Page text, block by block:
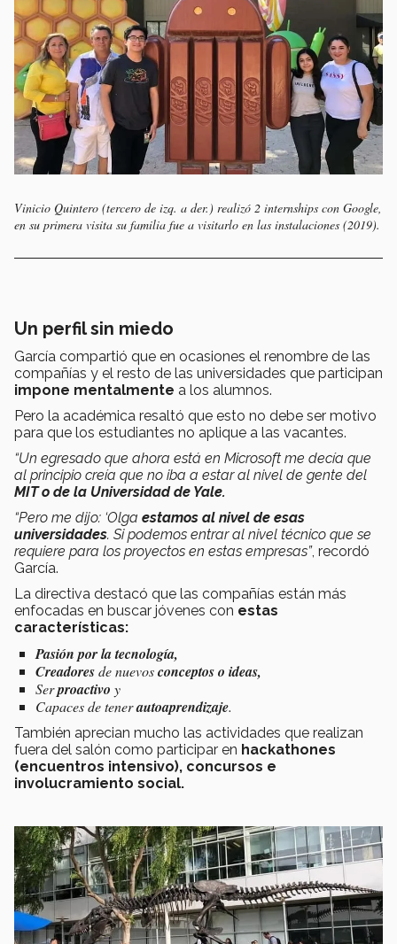
Vinicio Quintero (tercero de izq. a der.) realizó 2 internships con Google,
en su primera visita su familia fue a visitarlo en las instalaciones (2019).
Un perfil sin miedo
García compartió que en ocasiones el renombre de las
compañías y el resto de las universidades que participan
impone mentalmente a los alumnos.
Pero la académica resaltó que esto no debe ser motivo
para que los estudiantes no aplique a las vacantes.
“Un egresado que ahora está en Microsoft me decía que
al principio creía que no iba a estar al nivel de gente del
MIT o de la Universidad de Yale.
“Pero me dijo: ‘Olga estamos al nivel de esas
universidades. Si podemos entrar al nivel técnico que se
requiere para los proyectos en estas empresas”, recordó
García.
La directiva destacó que las compañías están más
enfocadas en buscar jóvenes con estas
características:
Pasión por la tecnología,
Creadoresde nuevosconceptos o ideas,
Serproactivo y
Capaces de tenerautoaprendizaje.
También aprecian mucho las actividades que realizan
fuera del salón como participar en hackathones
(encuentros intensivo), concursos e
involucramiento social.